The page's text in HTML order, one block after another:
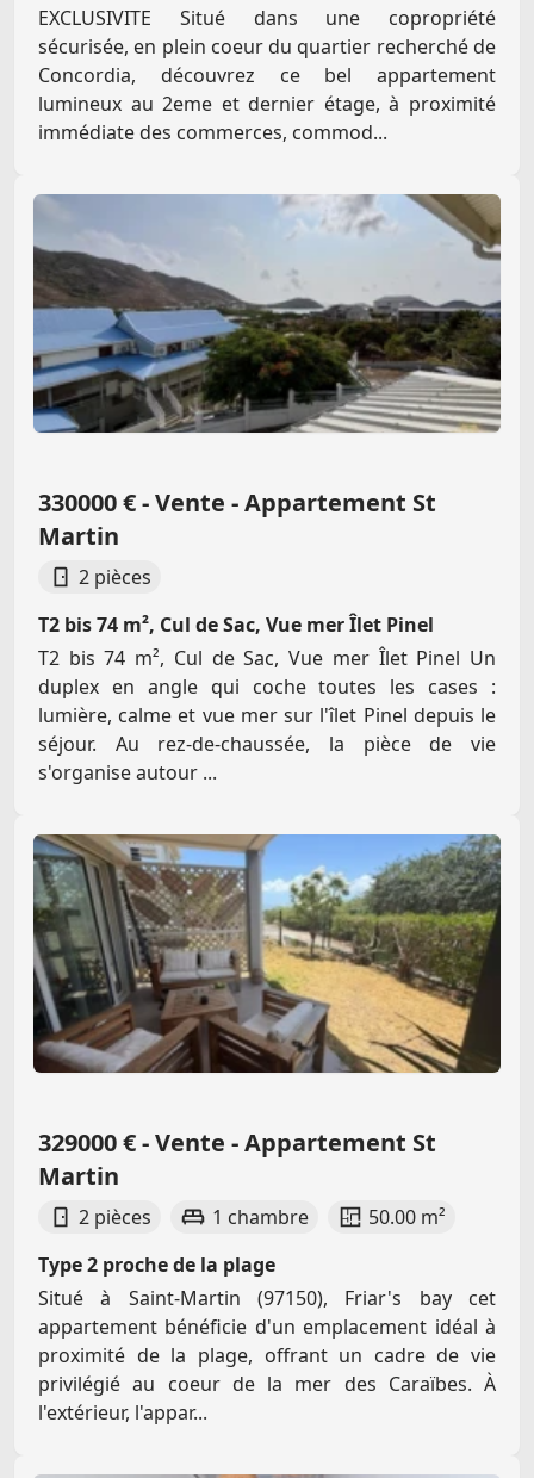
EXCLUSIVITE Situé dans une copropriété
sécurisée, en plein coeur du quartier recherché de
Concordia, découvrez ce bel appartement
lumineux au 2eme et dernier étage, à proximité
immédiate des commerces, commod...
330000 € - Vente - Appartement St
Martin
2 pièces
T2 bis 74 m², Cul de Sac, Vue mer Îlet Pinel
T2 bis 74 m², Cul de Sac, Vue mer Îlet Pinel Un
duplex en angle qui coche toutes les cases :
lumière, calme et vue mer sur l'îlet Pinel depuis le
séjour. Au rez-de-chaussée, la pièce de vie
s'organise autour ...
329000 € - Vente - Appartement St
Martin
2 pièces 1 chambre
50.00 m²
Type 2 proche de la plage
Situé à Saint-Martin (97150), Friar's bay cet
appartement bénéficie d'un emplacement idéal à
proximité de la plage, offrant un cadre de vie
privilégié au coeur de la mer des Caraïbes. À
l'extérieur, l'appar...